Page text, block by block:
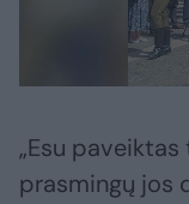
„Esu
prasmingų jos